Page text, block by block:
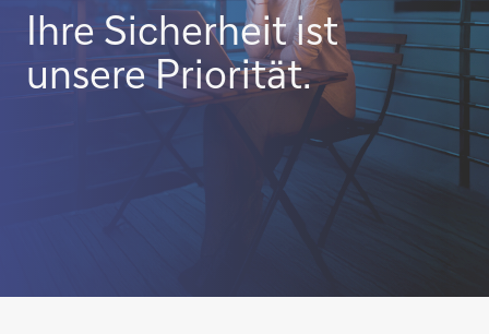
Ihre Sicherheit ist
unsere Priorität.